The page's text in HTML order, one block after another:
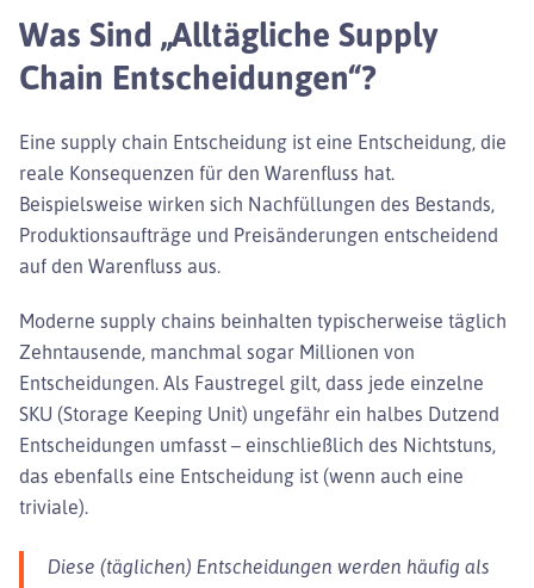
Was Sind „alltägliche Supply
Chain Entscheidungen“?
Eine supply chain Entscheidung ist eine Entscheidung, die
reale Konsequenzen für den Warenfluss hat.
Beispielsweise wirken sich Nachfüllungen des Bestands,
Produktionsaufträge und Preisänderungen entscheidend
auf den Warenfluss aus.
Moderne supply chains beinhalten typischerweise täglich
Zehntausende, manchmal sogar Millionen von
Entscheidungen. Als Faustregel gilt, dass jede einzelne
SKU (Storage Keeping Unit) ungefähr ein halbes Dutzend
Entscheidungen umfasst – einschließlich des Nichtstuns,
das ebenfalls eine Entscheidung ist (wenn auch eine
triviale).
Diese (täglichen) Entscheidungen werden häufig als